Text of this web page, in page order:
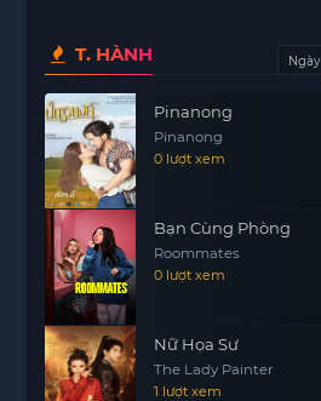
T. HÀNH Ngày
Pinanong
Pinanong
0 lượt xem
Bạn Cùng Phòng
Roommates
0 lượt xem
Nữ Họa Sư
The Lady Painter
1 lượt xem